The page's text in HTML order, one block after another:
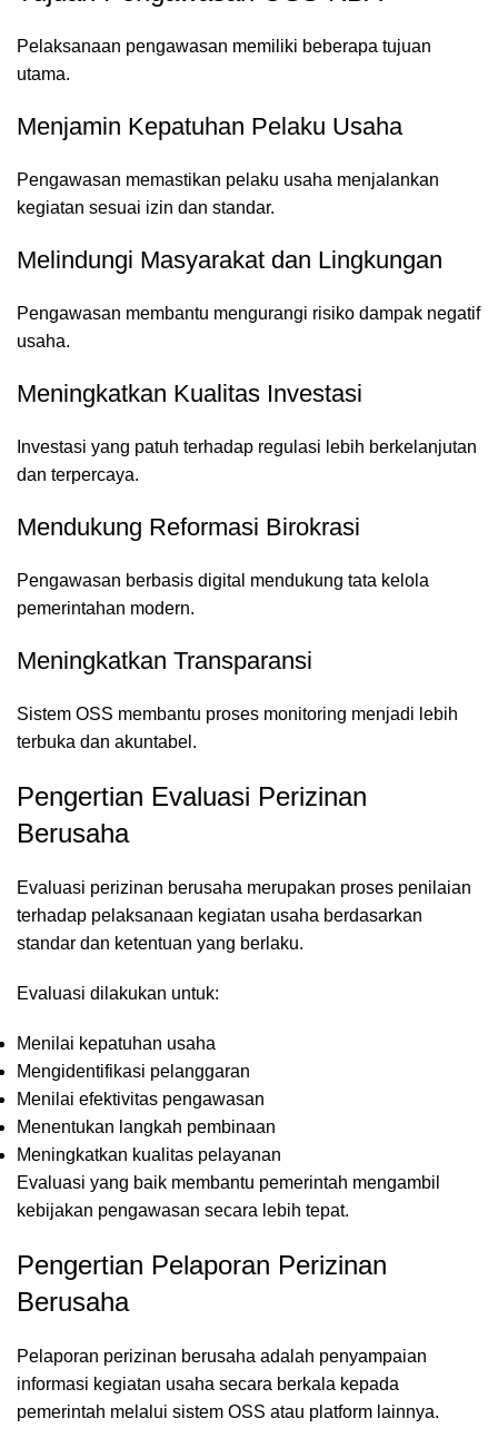
Pelaksanaan pengawasan memiliki beberapa tujuan
utama.
Menjamin Kepatuhan Pelaku Usaha
Pengawasan memastikan pelaku usaha menjalankan
kegiatan sesuai izin dan standar.
Melindungi Masyarakat dan Lingkungan
Pengawasan membantu mengurangi risiko dampak negatif
usaha.
Meningkatkan Kualitas Investasi
Investasi yang patuh terhadap regulasi lebih berkelanjutan
dan terpercaya.
Mendukung Reformasi Birokrasi
Pengawasan berbasis digital mendukung tata kelola
pemerintahan modern.
Meningkatkan Transparansi
Sistem OSS membantu proses monitoring menjadi lebih
terbuka dan akuntabel.
Pengertian Evaluasi Perizinan
Berusaha
Evaluasi perizinan berusaha merupakan proses penilaian
terhadap pelaksanaan kegiatan usaha berdasarkan
standar dan ketentuan yang berlaku.
Evaluasi dilakukan untuk:
Menilai kepatuhan usaha
Mengidentifikasi pelanggaran
Menilai efektivitas pengawasan
Menentukan langkah pembinaan
Meningkatkan kualitas pelayanan
Evaluasi yang baik membantu pemerintah mengambil
kebijakan pengawasan secara lebih tepat.
Pengertian Pelaporan Perizinan
Berusaha
Pelaporan perizinan berusaha adalah penyampaian
informasi kegiatan usaha secara berkala kepada
pemerintah melalui sistem OSS atau platform lainnya.